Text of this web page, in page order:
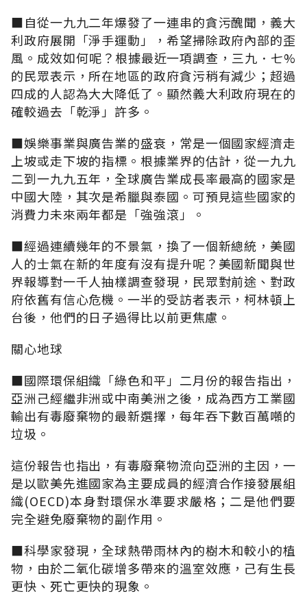
■自從一九九二年爆發了一連串的貪污醜聞，義大
利政府展開「淨手運動」，希望掃除政府內部的歪
風。成效如何呢？根據最近一項調查，三九．七%
的民眾表示，所在地區的政府貪污稍有減少；超過
四成的人認為大大降低了。顯然義大利政府現在的
確較過去「乾淨」許多。
■娛樂事業與廣告業的盛衰，常是一個國家經濟走
上坡或走下坡的指標。根據業界的估計，從一九九
二到一九九五年，全球廣告業成長率最高的國家是
中國大陸，其次是希臘與泰國。可預見這些國家的
消費力未來兩年都是「強強滾」。
■經過連續幾年的不景氣，換了一個新總統，美國
人的士氣在新的年度有沒有提升呢？美國新聞與世
界報導對一千人抽樣調查發現，民眾對前途、對政
府依舊有信心危機。一半的受訪者表示，柯林頓上
台後，他們的日子過得比以前更焦慮。
關心地球
■國際環保組織「綠色和平」二月份的報告指出，
亞洲己經繼非洲或中南美洲之後，成為西方工業國
輸出有毒廢棄物的最新選擇，每年吞下數百萬噸的
垃圾。
這份報告也指出，有毒廢棄物流向亞洲的主因，一
是以歐美先進國家為主要成員的經濟合作接發展組
織(OECD)本身對環保水準要求嚴格；二是他們要
完全避免廢棄物的副作用。
■科學家發現，全球熱帶雨林內的樹木和較小的植
物，由於二氧化碳增多帶來的溫室效應，己有生長
更快、死亡更快的現象。